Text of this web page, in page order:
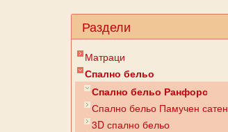
Раздели
Матраци
Спално бельо
Спално бельо Ранфорс
Спално бельо Памучен сатен
3D спално бельо